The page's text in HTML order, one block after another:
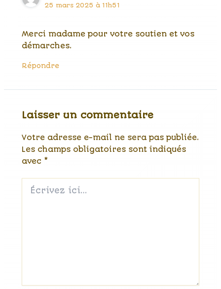
25 mars 2025 à 11h51
Merci madame pour votre soutien et vos
démarches.
Répondre
Laisser un commentaire
Votre adresse e-mail ne sera pas publiée.
Les champs obligatoires sont indiqués
avec *
ici…